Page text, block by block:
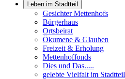
Leben im Stadtteil
Gesichter Mettenhofs
Bürgerhaus
Ortsbeirat
Ökumene & Glauben
Freizeit & Erholung
Mettenhoffonds
Dies und Das.....
gelebte Vielfalt im Stadtteil